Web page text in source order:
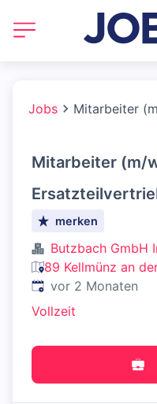
Jobs Mitarbeiter
Mitarbeiter (m/
merken
Butzbach GmbH
89 Kellmünz an
Veröffentlicht:
vor 2 Monaten
Vollzeit